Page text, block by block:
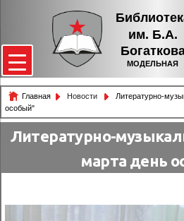
им. Б.А.
МОДЕЛЬНАЯ
Главная Новости
Литературно-
особый"
Литературно-
марта день